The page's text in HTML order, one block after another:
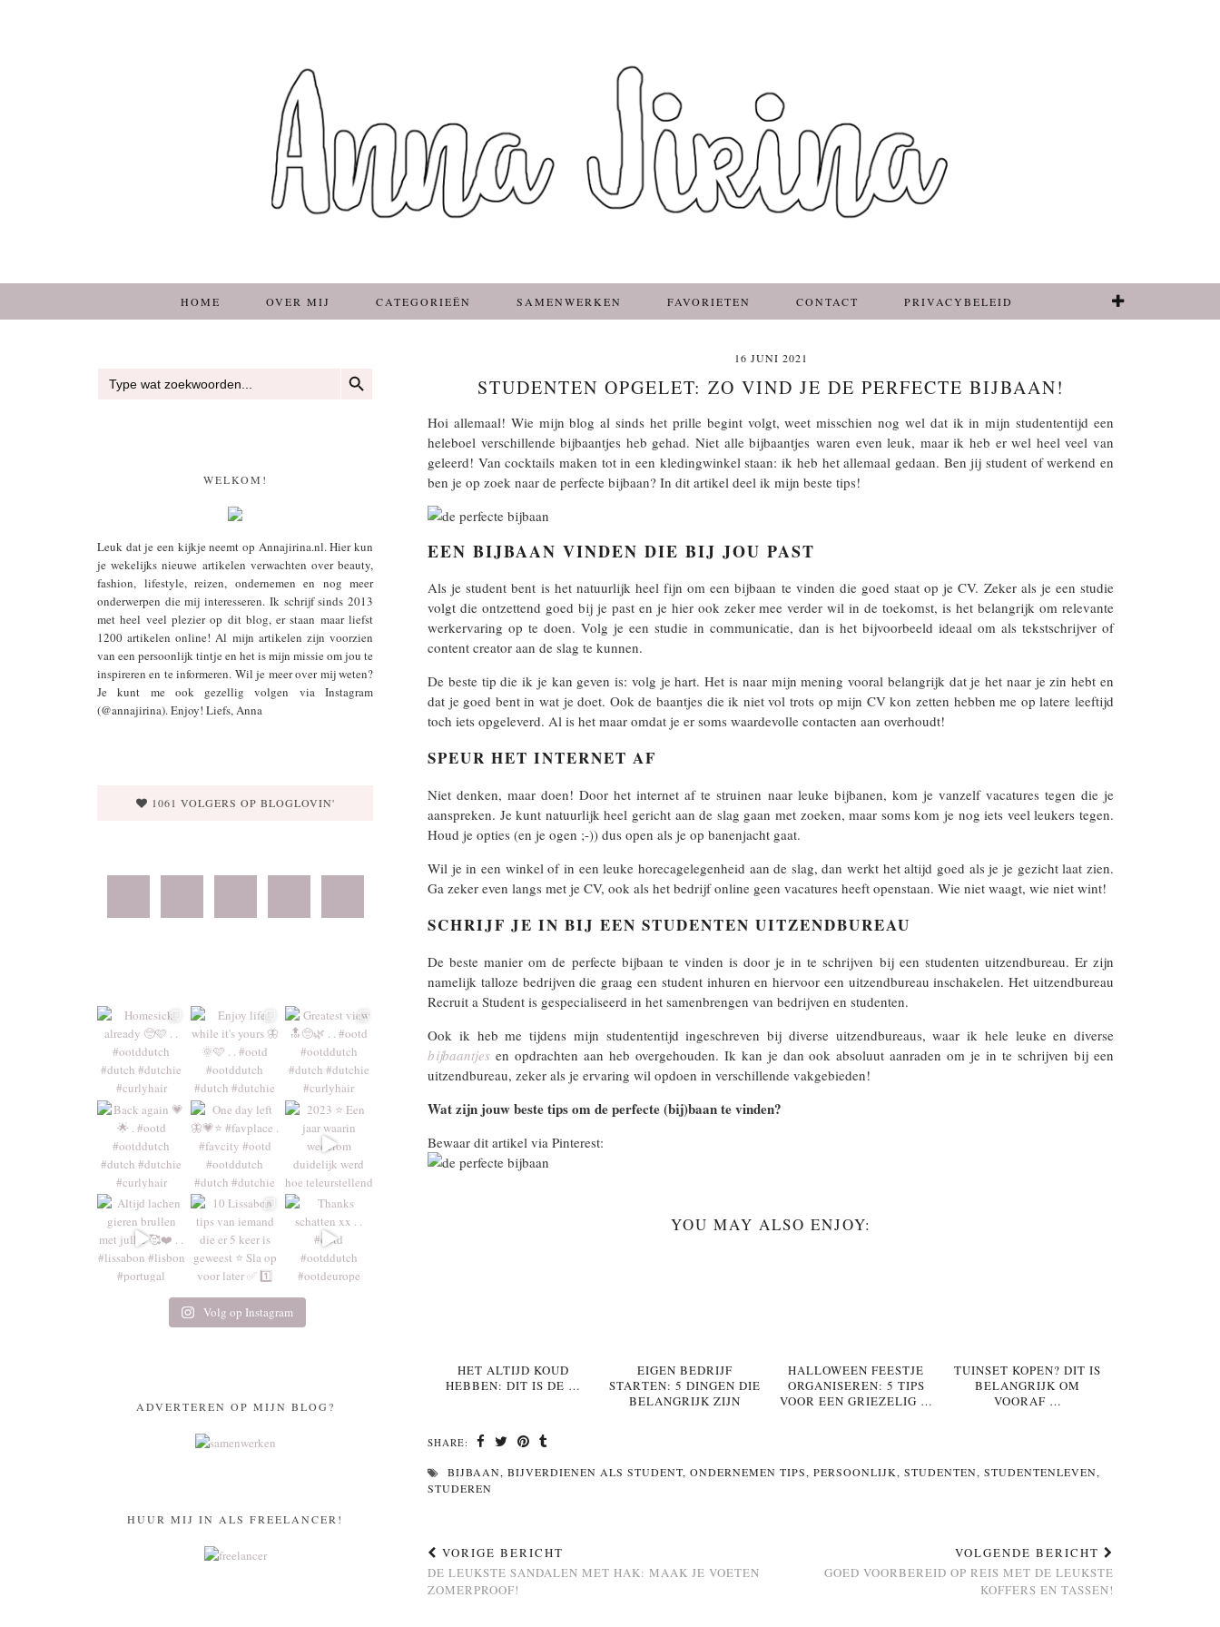
HOME OVER MIJ CATEGORIEËN SAMENWERKEN FAVORIETEN CONTACT PRIVACYBELEID
16 JUNI 2021
STUDENTEN OPGELET: ZO VIND JE DE PERFECTE BIJBAAN!
Hoi allemaal! Wie mijn blog al sinds het prille begint volgt, weet misschien nog wel dat ik in mijn studententijd een
heleboel verschillende bijbaantjes heb gehad. Niet alle bijbaantjes waren even leuk, maar ik heb er wel heel veel van
geleerd! Van cocktails maken tot in een kledingwinkel staan: ik heb het allemaal gedaan. Ben jij student of werkend en
ben je op zoek naar de perfecte bijbaan? In dit artikel deel ik mijn beste tips!
EEN BIJBAAN VINDEN DIE BIJ JOU PAST
Als je student bent is het natuurlijk heel fijn om een bijbaan te vinden die goed staat op je CV. Zeker als je een studie
volgt die ontzettend goed bij je past en je hier ook zeker mee verder wil in de toekomst, is het belangrijk om relevante
werkervaring op te doen. Volg je een studie in communicatie, dan is het bijvoorbeeld ideaal om als tekstschrijver of
content creator aan de slag te kunnen.
De beste tip die ik je kan geven is: volg je hart. Het is naar mijn mening vooral belangrijk dat je het naar je zin hebt en
dat je goed bent in wat je doet. Ook de baantjes die ik niet vol trots op mijn CV kon zetten hebben me op latere leeftijd
toch iets opgeleverd. Al is het maar omdat je er soms waardevolle contacten aan overhoudt!
SPEUR HET INTERNET AF
Niet denken, maar doen! Door het internet af te struinen naar leuke bijbanen, kom je vanzelf vacatures tegen die je
aanspreken. Je kunt natuurlijk heel gericht aan de slag gaan met zoeken, maar soms kom je nog iets veel leukers tegen.
Houd je opties (en je ogen ;-)) dus open als je op banenjacht gaat.
Wil je in een winkel of in een leuke horecagelegenheid aan de slag, dan werkt het altijd goed als je je gezicht laat zien.
Ga zeker even langs met je CV, ook als het bedrijf online geen vacatures heeft openstaan. Wie niet waagt, wie niet wint!
SCHRIJF JE IN BIJ EEN STUDENTEN UITZENDBUREAU
De beste manier om de perfecte bijbaan te vinden is door je in te schrijven bij een studenten uitzendbureau. Er zijn
namelijk talloze bedrijven die graag een student inhuren en hiervoor een uitzendbureau inschakelen. Het uitzendbureau
Recruit a Student is gespecialiseerd in het samenbrengen van bedrijven en studenten.
Ook ik heb me tijdens mijn studententijd ingeschreven bij diverse uitzendbureaus, waar ik hele leuke en diverse
bijbaantjes en opdrachten aan heb overgehouden. Ik kan je dan ook absoluut aanraden om je in te schrijven bij een
uitzendbureau, zeker als je ervaring wil opdoen in verschillende vakgebieden!
Wat zijn jouw beste tips om de perfecte (bij)baan te vinden?
Bewaar dit artikel via Pinterest:
YOU MAY ALSO ENJOY:
HET ALTIJD KOUD
HEBBEN: DIT IS DE …
EIGEN BEDRIJF
STARTEN: 5 DINGEN DIE
BELANGRIJK ZIJN
HALLOWEEN FEESTJE
ORGANISEREN: 5 TIPS
VOOR EEN GRIEZELIG …
TUINSET KOPEN? DIT IS
BELANGRIJK OM
VOORAF …
SHARE:
BIJBAAN, BIJVERDIENEN ALS STUDENT, ONDERNEMEN TIPS, PERSOONLIJK, STUDENTEN, STUDENTENLEVEN,
STUDEREN
VORIGE BERICHT
DE LEUKSTE SANDALEN MET HAK: MAAK JE VOETEN
ZOMERPROOF!
VOLGENDE BERICHT
GOED VOORBEREID OP REIS MET DE LEUKSTE
KOFFERS EN TASSEN!
naar:
WELKOM!
Leuk dat je een kijkje neemt op Annajirina.nl. Hier kun
je wekelijks nieuwe artikelen verwachten over beauty,
fashion, lifestyle, reizen, ondernemen en nog meer
onderwerpen die mij interesseren. Ik schrijf sinds 2013
met heel veel plezier op dit blog, er staan maar liefst
1200 artikelen online! Al mijn artikelen zijn voorzien
van een persoonlijk tintje en het is mijn missie om jou te
inspireren en te informeren. Wil je meer over mij weten?
Je kunt me ook gezellig volgen via Instagram
(@annajirina). Enjoy! Liefs, Anna
1061 VOLGERS OP BLOGLOVIN'
Volg op Instagram
ADVERTEREN OP MIJN BLOG?
HUUR MIJ IN ALS FREELANCER!